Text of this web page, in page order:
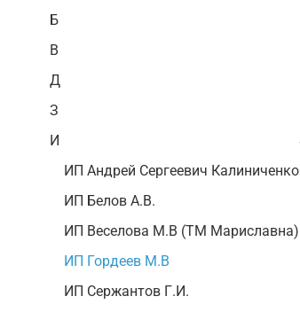
Б
В
Д
З
И
ИП Андрей Сергеевич Калиниченко
ИП Белов А.В.
ИП Веселова М.В (ТМ Мариславна)
ИП Гордеев М.В
ИП Сержантов Г.И.